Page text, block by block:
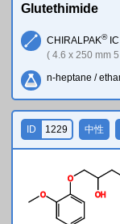
Glutethimide
CHIRALPAK®IC
( 4.6 x 250 mm
n-heptane /
O
O
OH
ID 1229 中性